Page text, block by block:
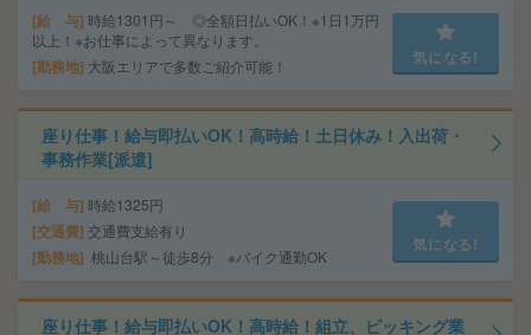
給 与 時給1301円～ ◎全額日払いOK！※1日1万円
以上！※お仕事によって異なります。
勤務地 大阪エリアで多数ご紹介可能！ 気になる!
座り仕事！給与即払いOK！高時給！土日休み！入出荷・
事務作業[派遣]
給 与 時給1325円
交通費 交通費支給有り
勤務地 桃山台駅～徒歩8分 ※バイク通勤OK
気になる!
座り仕事！給与即払いOK！高時給！組立、ピッキング業